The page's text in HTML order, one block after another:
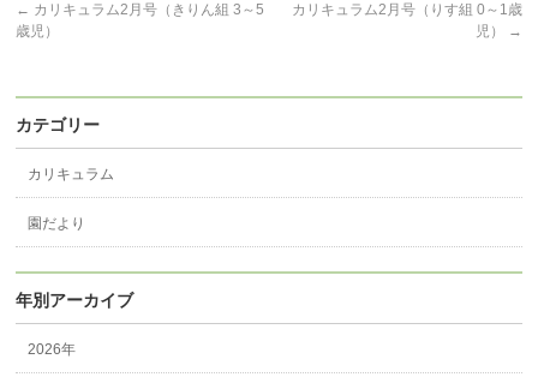
← カリキュラム2月号（きりん組 3～5
歳児）
カリキュラム2月号（りす組 0～1歳
児）
→
カテゴリー
カリキュラム
園だより
年別アーカイブ
2026年